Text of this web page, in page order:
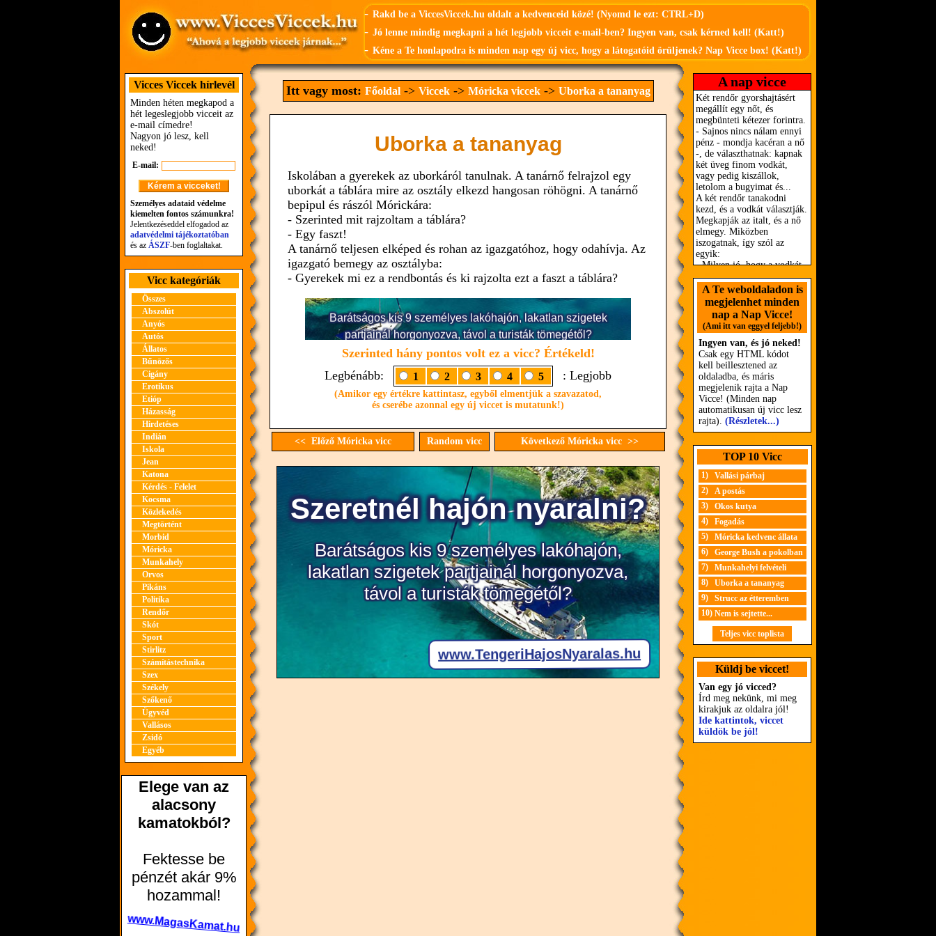
- Rakd be a ViccesViccek.hu oldalt a kedvenceid közé! (Nyomd le ezt: CTRL+D)
- Jó lenne mindig megkapni a hét legjobb vicceit e-mail-ben? Ingyen van, csak kérned kell! (Katt!)
- Kéne a Te honlapodra is minden nap egy új vicc, hogy a látogatóid örüljenek? Nap Vicce box! (Katt!)
Vicces Viccek hírlevél
Minden héten megkapod a
hét legeslegjobb vicceit az
e-mail címedre!
Nagyon jó lesz, kell
neked!
E-mail:
Személyes adataid védelme
kiemelten fontos számunkra!
Jelentkezéseddel elfogadod az
adatvédelmi tájékoztatóban
és az ÁSZF-ben foglaltakat.
Vicc kategóriák
Összes
Abszolút
Anyós
Autós
Állatos
Bűnözős
Cigány
Erotikus
Etióp
Házasság
Hirdetéses
Indián
Iskola
Jean
Katona
Kérdés - Felelet
Kocsma
Közlekedés
Megtörtént
Morbid
Móricka
Munkahely
Orvos
Pikáns
Politika
Rendőr
Skót
Sport
Stirlitz
Számítástechnika
Szex
Székely
Szőkenő
Ügyvéd
Vallásos
Zsidó
Egyéb
Itt vagy most: Főoldal-> Viccek-> Móricka viccek-> Uborka a tananyag
Uborka a tananyag
Iskolában a gyerekek az uborkáról tanulnak. A tanárnő felrajzol egy
uborkát a táblára mire az osztály elkezd hangosan röhögni. A tanárnő
bepipul és rászól Mórickára:
- Szerinted mit rajzoltam a táblára?
- Egy faszt!
A tanárnő teljesen elképed és rohan az igazgatóhoz, hogy odahívja. Az
igazgató bemegy az osztályba:
- Gyerekek mi ez a rendbontás és ki rajzolta ezt a faszt a táblára?
Szerinted hány pontos volt ez a vicc? Értékeld!
Legbénább:
1 2 3 4 5 : Legjobb
(Amikor egy értékre kattintasz, egyből elmentjük a szavazatod,
és cserébe azonnal egy új viccet is mutatunk!)
<< Előző Móricka vicc Random vicc Következő Móricka vicc >>
A nap vicce
A Te weboldaladon is
megjelenhet minden
nap a Nap Vicce!
(Ami itt van eggyel feljebb!)
Ingyen van, és jó neked!
Csak egy HTML kódot
kell beillesztened az
oldaladba, és máris
megjelenik rajta a Nap
Vicce! (Minden nap
automatikusan új vicc lesz
rajta). (Részletek...)
TOP 10 Vicc
1)
Vallási párbaj
2)
A postás
3)
Okos kutya
4)
Fogadás
5)
Móricka kedvenc állata
6)
George Bush a pokolban
7)
Munkahelyi felvételi
8)
Uborka a tananyag
9)
Strucc az étteremben
10) Nem is sejtette...
Teljes vicc toplista
Küldj be viccet!
Van egy jó vicced?
Írd meg nekünk, mi meg
kirakjuk az oldalra jól!
Ide kattintok, viccet
küldök be jól!